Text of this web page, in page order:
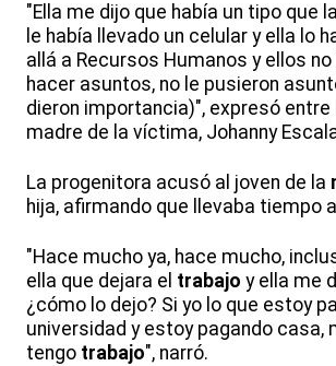
"Ella me dijo que había un tipo que la
le había llevado un celular y ella lo
allá a Recursos Humanos y ellos
hacer asuntos, no le pusieron
dieron importancia)", expresó
madre de la víctima, Johanny
La progenitora acusó al joven de la
hija, afirmando que llevaba tiempo
"Hace mucho ya, hace mucho,
ella que dejara el trabajo y ella me
¿cómo lo dejo? Si yo lo que estoy
universidad y estoy pagando casa,
tengo trabajo", narró.